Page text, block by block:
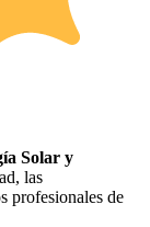
Solar y
las
profesionales de